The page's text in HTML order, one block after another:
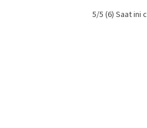
5/5 (6) Saat ini